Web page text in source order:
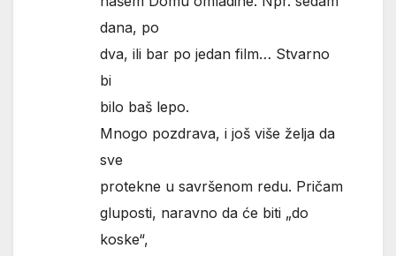
dana, po
dva, ili bar po jedan film… Stvarno
bi
bilo baš lepo.
Mnogo pozdrava, i još više želja da
sve
protekne u savršenom redu. Pričam
gluposti, naravno da će biti „do
koske“,